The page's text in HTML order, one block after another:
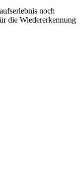
noch
die Wiedererkennung